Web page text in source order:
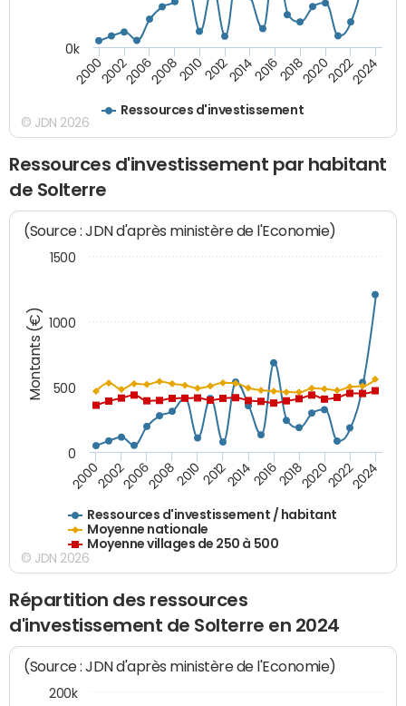
Ressources d'investissement
200020022006200820102012201420162018202020222024
0k
© JDN 2026
Ressources d'investissement par habitant
de Solterre
Montants (€)
(Source : JDN d'après ministère de l'Economie)
Ressources d'investissement / habitant
Moyenne nationale
Moyenne villages de 250 à 500
200020022006200820102012201420162018202020222024
0
500
1000
1500
© JDN 2026
Répartition des ressources
d'investissement de Solterre en 2024
(Source : JDN d'après ministère de l'Economie)
200k